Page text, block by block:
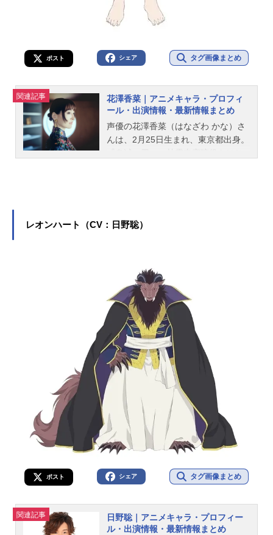
ポスト シェア タグ画像まとめ
関連記事
花澤香菜｜アニメキャラ・プロフィ
ール・出演情報・最新情報まとめ
声優の花澤香菜（はなざわ かな）さ
んは、2月25日生まれ、東京都出身。
レオンハート（CV：日野聡）
ポスト シェア タグ画像まとめ
関連記事
日野聡｜アニメキャラ・プロフィー
ル・出演情報・最新情報まとめ